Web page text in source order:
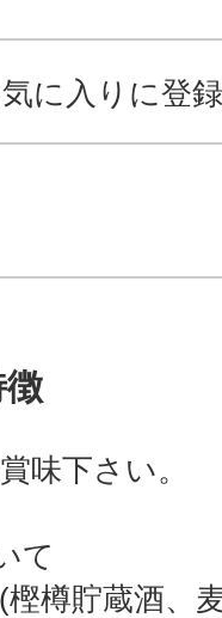
に入りに登録
味下さい。
て
樽貯蔵酒、